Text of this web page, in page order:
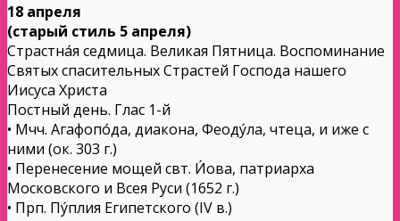
18 апреля
(старый стиль 5 апреля)
Страстна́я седмица. Великая Пятница. Воспоминание
Святых спасительных Страстей Господа нашего
Иисуса Христа
Постный день. Глас 1-й
• Мчч. Агафопо́да, диакона, Феоду́ла, чтеца, и иже с
ними (ок. 303 г.)
• Перенесение мощей свт. И́ова, патриарха
Московского и Всея Руси (1652 г.)
• Прп. Пу́плия Египетского (IV в.)